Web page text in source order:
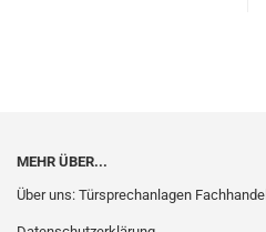
MEHR ÜBER...
Über uns: Türsprechanlagen Fachhandel